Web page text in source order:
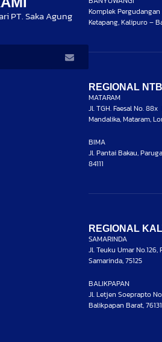
PT. Saka Agung
Komplek Pergudangan
Ketapang, Kalipuro –
REGIONAL
MATARAM
Jl. TGH. Faesal No.
Mandalika, Mataram,
BIMA
Jl. Pantai Bakau,
84111
REGIONAL
SAMARINDA
Jl. Teuku Umar No.126,
Samarinda, 75125
BALIKPAPAN
Jl. Letjen Soeprapto
Balikpapan Barat, 76131